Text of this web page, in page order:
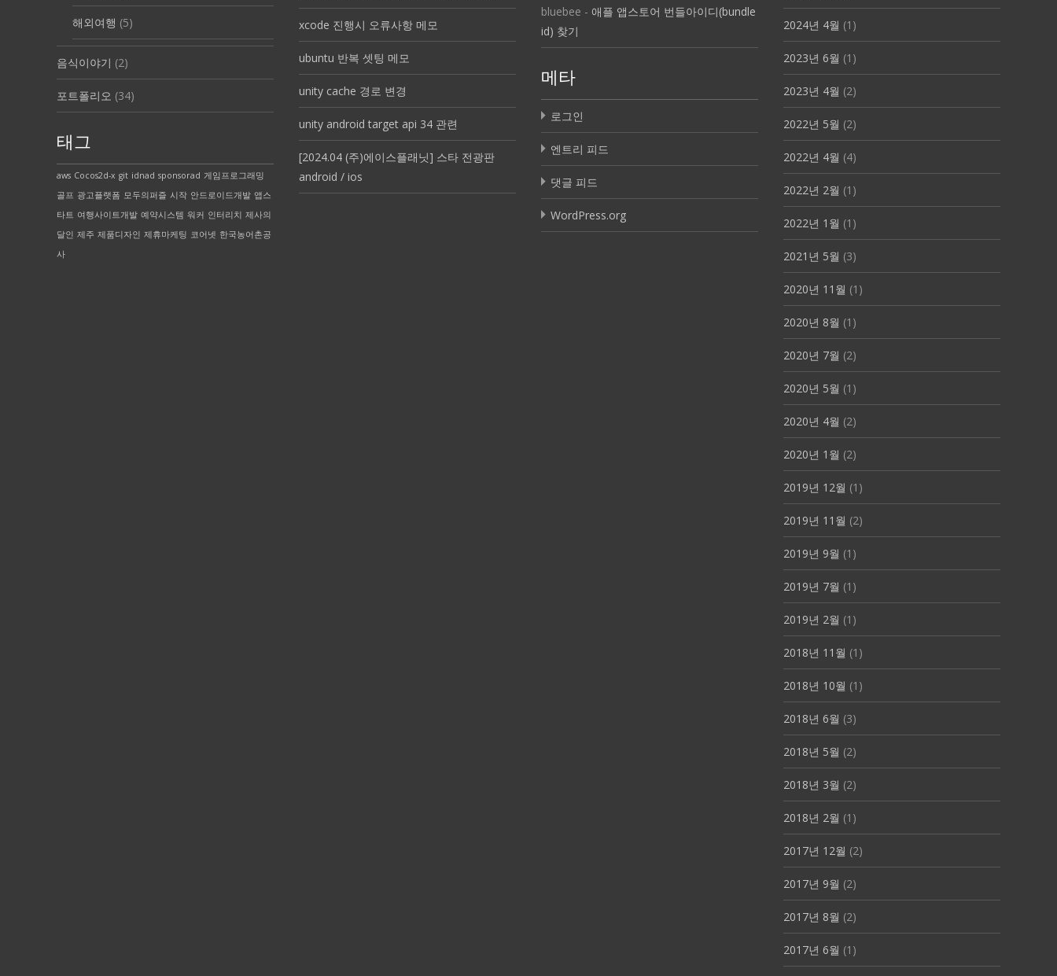
xcode 진행시 오류사항 메모
ubuntu 반복 셋팅 메모
unity cache 경로 변경
unity android target api 34 관련
[2024.04 (주)에이스플래닛] 스타 전광판
android / ios
bluebee - 애플 앱스토어 번들아이디(bundle
id) 찾기
2024년 4월 (1)
2023년 6월 (1)
2023년 4월 (2)
2022년 5월 (2)
2022년 4월 (4)
2022년 2월 (1)
2022년 1월 (1)
2021년 5월 (3)
2020년 11월 (1)
2020년 8월 (1)
2020년 7월 (2)
2020년 5월 (1)
2020년 4월 (2)
2020년 1월 (2)
2019년 12월 (1)
2019년 11월 (2)
2019년 9월 (1)
2019년 7월 (1)
2019년 2월 (1)
2018년 11월 (1)
2018년 10월 (1)
2018년 6월 (3)
2018년 5월 (2)
2018년 3월 (2)
2018년 2월 (1)
2017년 12월 (2)
2017년 9월 (2)
2017년 8월 (2)
2017년 6월 (1)
해외여행 (5)
음식이야기 (2)
포트폴리오 (34)
메타
로그인
엔트리 피드
댓글 피드
WordPress.org
태그
aws Cocos2d-x git idnad sponsorad 게임프로그래밍
골프 광고플랫폼 모두의퍼즐 시작 안드로이드개발 앱스
타트 여행사이트개발 예약시스템 워커 인터리치 제사의
달인 제주 제품디자인 제휴마케팅 코어넷 한국농어촌공
사